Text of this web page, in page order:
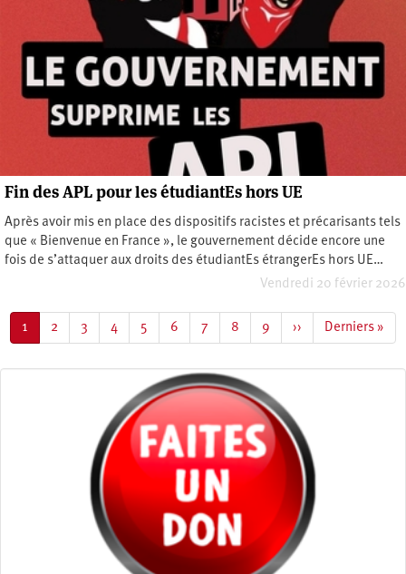
Fin des APL pour les étudiantEs hors UE
Après avoir mis en place des dispositifs racistes et précarisants tels
que « Bienvenue en France », le gouvernement décide encore une
fois de s’attaquer aux droits des étudiantEs étrangerEs hors UE…
Vendredi 20 février 2026
Page
courante
1 Page
2 Page
3 Page
4 Page
5 Page
6 Page
7 Page
8 Page
9
Page
suivante
››
Dernière
page
Derniers »